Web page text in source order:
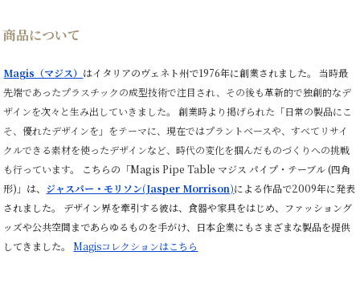
商品について
Magis（マジス） はイタリアのヴェネト州で1976年に創業されました。当時最
先端であったプラスチックの成型技術で注目され、その後も革新的で独創的なデ
ザインを次々と生み出していきました。
創業時より掲げられた「日常の製品にこ
そ、優れたデザインを」をテーマに、現在ではプラントベースや、すべてリサイ
クルできる素材を使ったデザインなど、時代の変化を掴んだものづくりへの挑戦
も行っています。
こちらの「Magis Pipe Table マジス パイプ・テーブル (四角
形)」は、 ジャスパー・モリソン(Jasper Morrison)による作品で2009年に発表
されました。 デザイン界を牽引する彼は、食器や家具をはじめ、ファッショング
ッズや公共空間まであらゆるものを手がけ、日本企業にもさまざまな製品を提供
してきました。Magisコレクションはこちら